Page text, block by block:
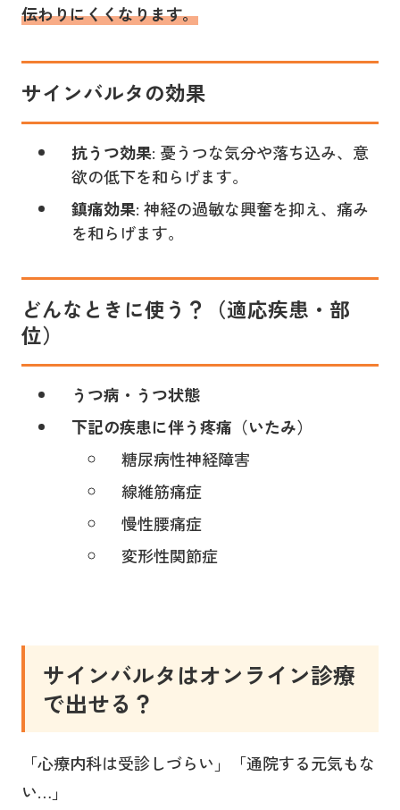
伝わりにくくなります。
サインバルタの効果
抗うつ効果: 憂うつな気分や落ち込み、意
欲の低下を和らげます。
鎮痛効果: 神経の過敏な興奮を抑え、痛み
を和らげます。
どんなときに使う？（適応疾患・部
位）
うつ病・うつ状態
下記の疾患に伴う疼痛（いたみ）
糖尿病性神経障害
線維筋痛症
慢性腰痛症
変形性関節症
サインバルタはオンライン診療
で出せる？
「心療内科は受診しづらい」「通院する元気もな
い…」